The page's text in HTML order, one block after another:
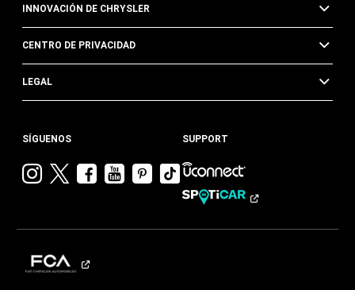
INNOVACIÓN DE CHRYSLER
CENTRO DE PRIVACIDAD
LEGAL
SÍGUENOS
VisitarVisitarVisitar
Chrysler en
Visitar
Chrysler en
Visitar
Chrysler en
Pinterest
Visita
Chrysler
Tik
SUPPORT